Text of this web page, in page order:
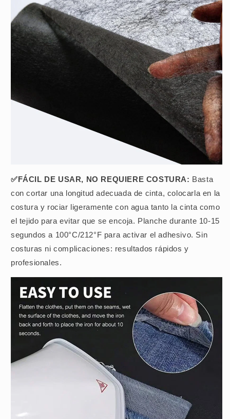
✅FÁCIL DE USAR, NO REQUIERE COSTURA: Basta
con cortar una longitud adecuada de cinta, colocarla en la
costura y rociar ligeramente con agua tanto la cinta como
el tejido para evitar que se encoja. Planche durante 10-15
segundos a 100°C/212°F para activar el adhesivo. Sin
costuras ni complicaciones: resultados rápidos y
profesionales.